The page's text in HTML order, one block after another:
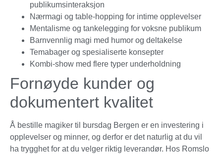
publikumsinteraksjon
Nærmagi og table-hopping for intime opplevelser
Mentalisme og tankelegging for voksne publikum
Barnvennlig magi med humor og deltakelse
Temabager og spesialiserte konsepter
Kombi-show med flere typer underholdning
Fornøyde kunder og
dokumentert kvalitet
Å bestille magiker til bursdag Bergen er en investering i
opplevelser og minner, og derfor er det naturlig at du vil
ha trygghet for at du velger riktig leverandør. Hos Romslo